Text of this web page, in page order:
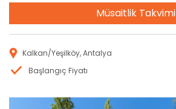
Müsaitlik Takvimi
Kalkan/Yeşilköy, Antalya
Başlangıç Fiyatı